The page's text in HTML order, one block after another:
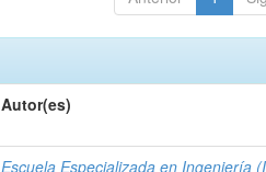
Autor(es)
Escuela Especializada en Ingeniería